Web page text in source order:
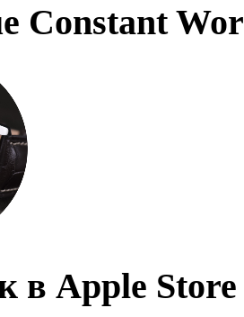
Constant
в Apple Store